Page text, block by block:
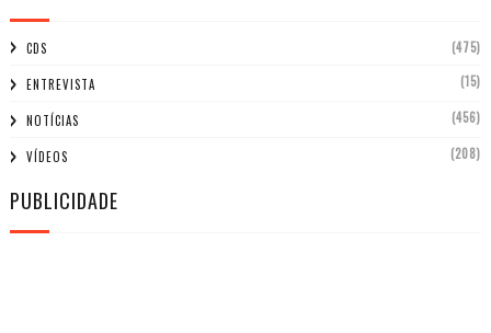
CDS (475)
ENTREVISTA (15)
NOTÍCIAS (456)
VÍDEOS (208)
PUBLICIDADE